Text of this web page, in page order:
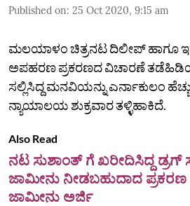
Published on: 25 Oct 2020, 9:15 am
ಮಲಯಾಳಂ ಚಿತ್ರನಟ ದಿಲೀಪ್ ಹಾಗೂ
ಅಪಹರಣ ಪ್ರಕರಣದ ವಿಚಾರಣೆ
ಸಲ್ಲಿಸಿದ್ದ ಮನವಿಯನ್ನು ಎರ್ನಾಕುಲಂ
ನ್ಯಾಯಾಲಯ ಶುಕ್ರವಾರ ತಳ್ಳಿಹಾಕಿದೆ.
Also Read
ನಟ ಸುಶಾಂತ್ ಗೆ ಖರೀದಿಸಿದ್ದ ಡ್ರಗ್
ಜಾಮೀನು ನೀಡಬಹುದಾದ
ಜಾಮೀನು ಅರ್ಜಿ